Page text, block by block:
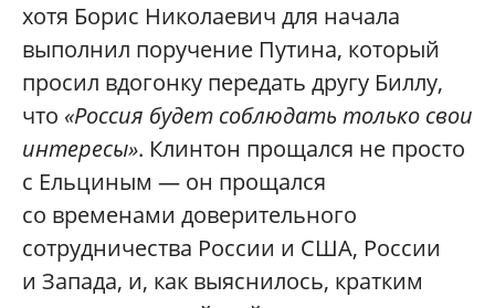
хотя Борис Николаевич для начала
выполнил поручение Путина, который
просил вдогонку передать другу Биллу,
что «Россия будет соблюдать только свои
интересы». Клинтон прощался не просто
с Ельциным — он прощался
со временами доверительного
сотрудничества России и США, России
и Запада, и, как выяснилось, кратким